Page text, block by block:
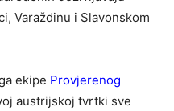
Varaždinu i Slavonskom
ekipe Provjerenog
austrijskoj tvrtki sve